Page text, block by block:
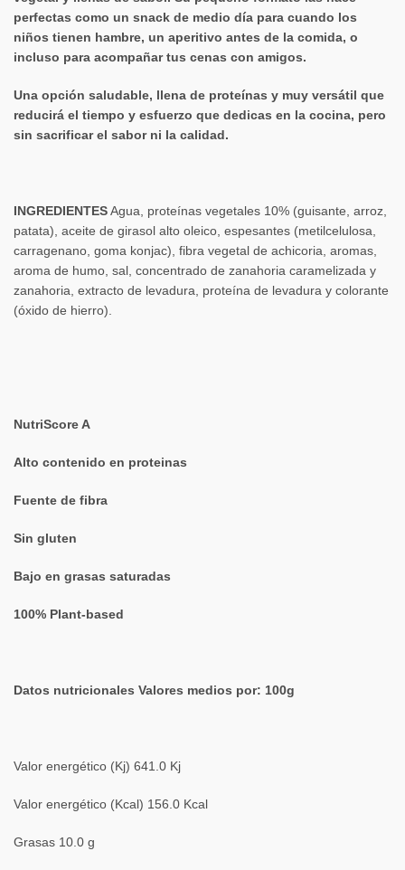
perfectas como un snack de medio día para cuando los
niños tienen hambre, un aperitivo antes de la comida, o
incluso para acompañar tus cenas con amigos.
Una opción saludable, llena de proteínas y muy versátil que
reducirá el tiempo y esfuerzo que dedicas en la cocina, pero
sin sacrificar el sabor ni la calidad.
INGREDIENTESAgua, proteínas vegetales 10% (guisante, arroz,
patata), aceite de girasol alto oleico, espesantes (metilcelulosa,
carragenano, goma konjac), fibra vegetal de achicoria, aromas,
aroma de humo, sal, concentrado de zanahoria caramelizada y
zanahoria, extracto de levadura, proteína de levadura y colorante
(óxido de hierro).
NutriScore A
Alto contenido en proteinas
Fuente de fibra
Sin gluten
Bajo en grasas saturadas
100% Plant-based
Datos nutricionales Valores medios por: 100g
Valor energético (Kj) 641.0 Kj
Valor energético (Kcal) 156.0 Kcal
Grasas 10.0 g